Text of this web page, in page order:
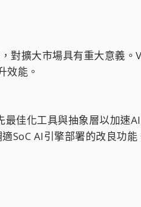
對擴大市場具有重大意義
效能。
佳化工具與抽象層以加速
SoC AI引擎部署的改良功